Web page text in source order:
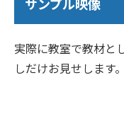
実際に教室で教材と
しだけお見せします。